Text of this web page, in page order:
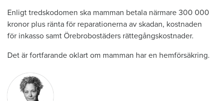
Enligt tredskodomen ska mamman betala närmare 300 000
kronor plus ränta för reparationerna av skadan, kostnaden
för inkasso samt Örebrobostäders rättegångskostnader.
Det är fortfarande oklart om mamman har en hemförsäkring.